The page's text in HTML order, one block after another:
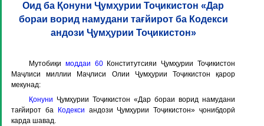
Оид ба Қонуни Ҷумҳурии Тоҷикистон «Дар
бораи ворид намудани тағйирот ба Кодекси
андози Ҷумҳурии Тоҷикистон»
Мутобиқи моддаи 60Конститутсияи Ҷумҳурии Тоҷикистон
Маҷлиси миллии Маҷлиси Олии Ҷумҳурии Тоҷикистон қарор
мекунад:
Қонуни Ҷумҳурии Тоҷикистон «Дар бораи ворид намудани
тағйирот ба
Кодекси андози Ҷумҳурии Тоҷикистон» ҷонибдорӣ
карда шавад.